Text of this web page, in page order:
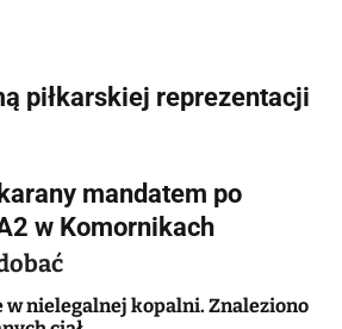
piłkarskiej reprezentacji
mandatem po
w Komornikach
w nielegalnej kopalni. Znaleziono